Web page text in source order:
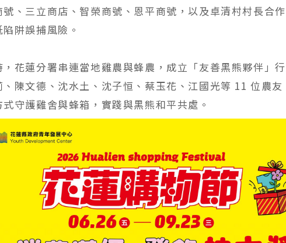
號、三立商店、智榮商號、恩平商號，以及卓清村村長合
陷阱誤捕風險。
，花蓮分署串連當地雞農與蜂農，成立「友善黑熊夥伴」
、陳文德、沈水土、沈子恒、蔡玉花、江國光等 11 位農友
式守護雞舍與蜂箱，實踐與黑熊和平共處。